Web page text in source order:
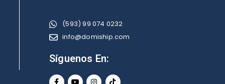
(593) 99 074 0232
info@domiship.com
Síguenos En: